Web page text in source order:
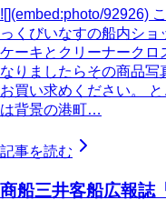
![](embed:photo/92926)
っくびいなすの船内シ
ケーキとクリーナークロ
なりましたらその商品写
お買い求めください。
は背景の港町…
記事を読む
商船三井客船広報誌